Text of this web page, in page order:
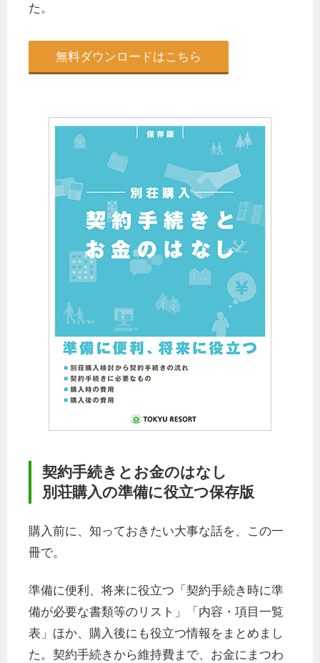
た。
無料ダウンロードはこちら
契約手続きとお金のはなし
別荘購入の準備に役立つ保存版
購入前に、知っておきたい大事な話を、この一
冊で。
準備に便利、将来に役立つ「契約手続き時に準
備が必要な書類等のリスト」「内容・項目一覧
表」ほか、購入後にも役立つ情報をまとめまし
た。契約手続きから維持費まで、お金にまつわ